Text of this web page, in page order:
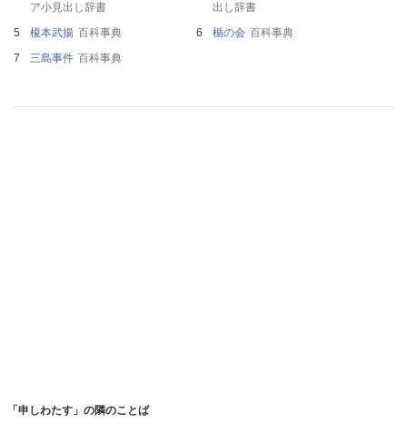
ア小見出し辞書
出し辞書
榎本武揚 百科事典 楯の会 百科事典
三島事件 百科事典
「申しわたす」の隣のことば